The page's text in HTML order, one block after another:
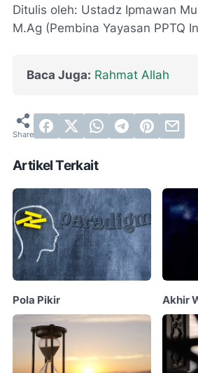
Ditulis oleh: Ustadz Ipmawan
M.Ag (Pembina Yayasan PPTQ
Baca Juga: Rahmat Allah
Artikel Terkait
Pola Pikir Akhir